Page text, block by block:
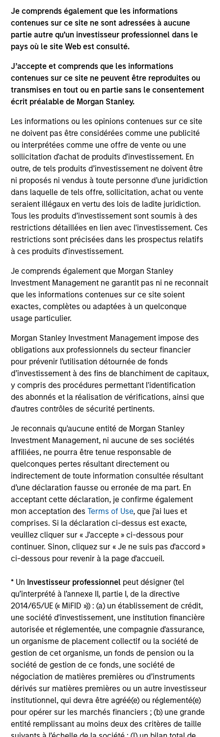
Je comprends également que les informations
contenues sur ce site ne sont adressées à aucune
partie autre qu’un investisseur professionnel dans le
pays où le site Web est consulté.
J’accepte et comprends que les informations
contenues sur ce site ne peuvent être reproduites ou
transmises en tout ou en partie sans le consentement
écrit préalable de Morgan Stanley.
Les informations ou les opinions contenues sur ce site
ne doivent pas être considérées comme une publicité
ou interprétées comme une offre de vente ou une
sollicitation d'achat de produits d'investissement. En
outre, de tels produits d’investissement ne doivent être
ni proposés ni vendus à toute personne d’une juridiction
dans laquelle de tels offre, sollicitation, achat ou vente
seraient illégaux en vertu des lois de ladite juridiction.
Tous les produits d’investissement sont soumis à des
restrictions détaillées en lien avec l'investissement. Ces
restrictions sont précisées dans les prospectus relatifs
à ces produits d'investissement.
Je comprends également que Morgan Stanley
Investment Management ne garantit pas ni ne reconnait
que les informations contenues sur ce site soient
exactes, complètes ou adaptées à un quelconque
usage particulier.
Morgan Stanley Investment Management impose des
obligations aux professionnels du secteur financier
pour prévenir l’utilisation détournée de fonds
d’investissement à des fins de blanchiment de capitaux,
y compris des procédures permettant l'identification
des abonnés et la réalisation de vérifications, ainsi que
d'autres contrôles de sécurité pertinents.
Je reconnais qu'aucune entité de Morgan Stanley
Investment Management, ni aucune de ses sociétés
affiliées, ne pourra être tenue responsable de
quelconques pertes résultant directement ou
indirectement de toute information consultée résultant
d’une déclaration fausse ou erronée de ma part. En
acceptant cette déclaration, je confirme également
mon acceptation desTerms of Use, que j'ai lues et
comprises. Si la déclaration ci-dessus est exacte,
veuillez cliquer sur « J'accepte » ci-dessous pour
continuer. Sinon, cliquez sur « Je ne suis pas d'accord »
ci-dessous pour revenir à la page d'accueil.
* Un Investisseur professionnel peut désigner (tel
qu’interprété à l’annexe II, partie I, de la directive
2014/65/UE (« MiFID »)) : (a) un établissement de crédit,
une société d'investissement, une institution financière
autorisée et réglementée, une compagnie d'assurance,
un organisme de placement collectif ou la société de
gestion de cet organisme, un fonds de pension ou la
société de gestion de ce fonds, une société de
négociation de matières premières ou d’instruments
dérivés sur matières premières ou un autre investisseur
institutionnel, qui devra être agréé(e) ou réglementé(e)
pour opérer sur les marchés financiers ; (b) une grande
entité remplissant au moins deux des critères de taille
constantes en matière d’engagement
et de suivi des investissements.
Découvrez Calvert
Leader de l'investissement responsable depuis plus
de 40 ans, Calvert propose une gamme complète de
solutions d'investissement responsable aux
institutions et aux particuliers en quête de
rendements compétitifs et d'impact positif.
En savoir plus
Compétences en
investissement durable et
outils ESG
Nous proposons à nos clients une
large gamme de solutions
d'investissement durable au sein de
toutes les classes d'actifs, dans des
véhicules gérés activement et
passivement qui visent à aligner leurs
objectifs de performance sur leurs
préférences en matière de
développement durable, le cas
échéant.
Prise en compte des facteurs ESG
Comprend l'identification des opportunités et des
risques ESG pertinents, l'atténuation des risques
ESG/de durabilité, la prise en compte de
l'importance financière des facteurs ESG et leur
intégration dans la recherche et la prise de décision